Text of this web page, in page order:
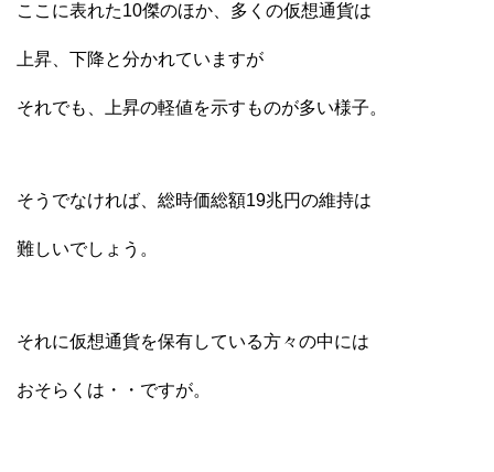
ここに表れた10傑のほか、多くの仮想通貨は
上昇、下降と分かれていますが
それでも、上昇の軽値を示すものが多い様子。
そうでなければ、総時価総額19兆円の維持は
難しいでしょう。
それに仮想通貨を保有している方々の中には
おそらくは・・ですが。